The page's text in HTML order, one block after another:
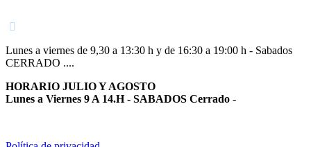
Lunes a viernes de 9,30 a 13:30 h y de 16:30 a 19:00 h - Sabados
CERRADO ....
HORARIO JULIO Y AGOSTO
Lunes a Viernes 9 A 14.H - SABADOS Cerrado -